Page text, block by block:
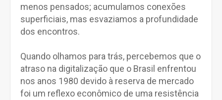
menos pensados; acumulamos conexões
superficiais, mas esvaziamos a profundidade
dos encontros.
Quando olhamos para trás, percebemos que o
atraso na digitalização que o Brasil enfrentou
nos anos 1980 devido à reserva de mercado
foi um reflexo econômico de uma resistência